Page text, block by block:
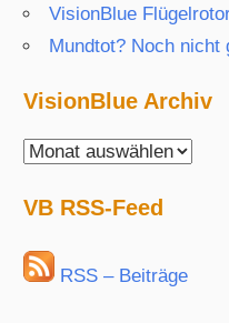
VisionBlue
Mundtot? Noch nicht
VisionBlue Archiv
VisionBlue
VB RSS-Feed
RSS – Beiträge